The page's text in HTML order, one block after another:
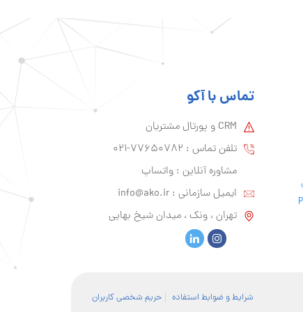
تماس با آکو
CRM و پورتال مشتریان
تلفن تماس :‌ 77650782-021
مشاوره آنلاین : واتساپ
ایمیل سازمانی :‌info@ako.ir
تهران ، ونک ، میدان شیخ بهایی
شرایط و ضوابط استفاده حریم شخصی کاربران